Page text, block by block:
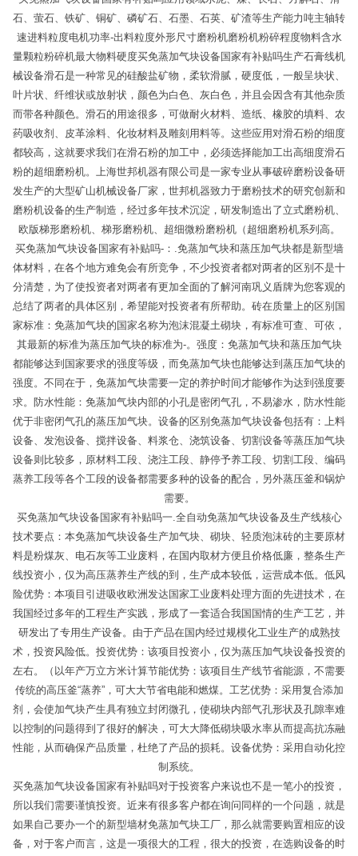
石、萤石、铁矿、铜矿、磷矿石、石墨、石英、矿渣等生产能力吨主轴转
速进料粒度电机功率-出料粒度外形尺寸磨粉机磨粉机粉碎程度物料含水
量颗粒粉碎机最大物料硬度买免蒸加气块设备国家有补贴吗生产石膏线机
械设备滑石是一种常见的硅酸盐矿物，柔软滑腻，硬度低，一般呈块状、
叶片状、纤维状或放射状，颜色为白色、灰白色，并且会因含有其他杂质
而带各种颜色。滑石的用途很多，可做耐火材料、造纸、橡胶的填料、农
药吸收剂、皮革涂料、化妆材料及雕刻用料等。这些应用对滑石粉的细度
都较高，这就要求我们在滑石粉的加工中，必须选择能加工出高细度滑石
粉的超细磨粉机。上海世邦机器有限公司是一家专业从事破碎磨粉设备研
发生产的大型矿山机械设备厂家，世邦机器致力于磨粉技术的研究创新和
磨粉机设备的生产制造，经过多年技术沉淀，研发制造出了立式磨粉机、
欧版梯形磨粉机、梯形磨粉机、超细微粉磨粉机（超细磨粉机系列高。
买免蒸加气块设备国家有补贴吗-：.免蒸加气块和蒸压加气块都是新型墙
体材料，在各个地方难免会有所竞争，不少投资者都对两者的区别不是十
分清楚，为了使投资者对两者有更加全面的了解河南巩义盾牌为您客观的
总结了两者的具体区别，希望能对投资者有所帮助。砖在质量上的区别国
家标准：免蒸加气块的国家名称为泡沫混凝土砌块，有标准可查、可依，
其最新的标准为蒸压加气块的标准为-。强度：免蒸加气块和蒸压加气块
都能够达到国家要求的强度等级，而免蒸加气块也能够达到蒸压加气块的
强度。不同在于，免蒸加气块需要一定的养护时间才能够作为达到强度要
求。防水性能：免蒸加气块内部的小孔是密闭气孔，不易渗水，防水性能
优于非密闭气孔的蒸压加气块。设备的区别免蒸加气块设备包括有：上料
设备、发泡设备、搅拌设备、料浆仓、浇筑设备、切割设备等蒸压加气块
设备则比较多，原材料工段、浇注工段、静停予养工段、切割工段、编码
蒸养工段等各个工段的设备都需要多种的设备的配合，另外蒸压釜和锅炉
需要。
买免蒸加气块设备国家有补贴吗一.全自动免蒸加气块设备及生产线核心
技术要点：本免蒸加气块设备生产加气块、砌块、轻质泡沫砖的主要原材
料是粉煤灰、电石灰等工业废料，在国内取材方便且价格低廉，整条生产
线投资小，仅为高压蒸养生产线的到，生产成本较低，运营成本低。低风
险优势：本项目引进吸收欧洲发达国家工业废料处理方面的先进技术，在
我国经过多年的工程生产实践，形成了一套适合我国国情的生产工艺，并
研发出了专用生产设备。由于产品在国内经过规模化工业生产的成熟技
术，投资风险低。投资优势：该项目投资小，仅为蒸压加气块设备投资的
左右。（以年产万立方米计算节能优势：该项目生产线节省能源，不需要
传统的高压釜“蒸养”，可大大节省电能和燃煤。工艺优势：采用复合添加
剂，会使加气块产生具有独立封闭微孔，使砌块内部气孔形状及孔隙率难
以控制的问题得到了很好的解决，可大大降低砌块吸水率从而提高抗冻融
性能，从而确保产品质量，杜绝了产品的损耗。设备优势：采用自动化控
制系统。
买免蒸加气块设备国家有补贴吗对于投资客户来说也不是一笔小的投资，
所以我们需要谨慎投资。近来有很多客户都在询问同样的一个问题，就是
如果自己要办一个的新型墙材免蒸加气块工厂，那么就需要购置相应的设
备，对于客户而言，这是一项很大的工程，很大的投资，在选购设备的时